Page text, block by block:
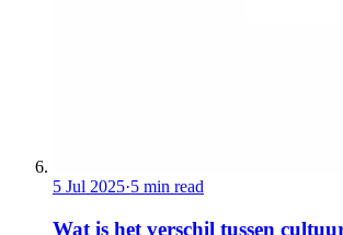
5 Jul 2025·5 min read
Wat is het verschil tussen